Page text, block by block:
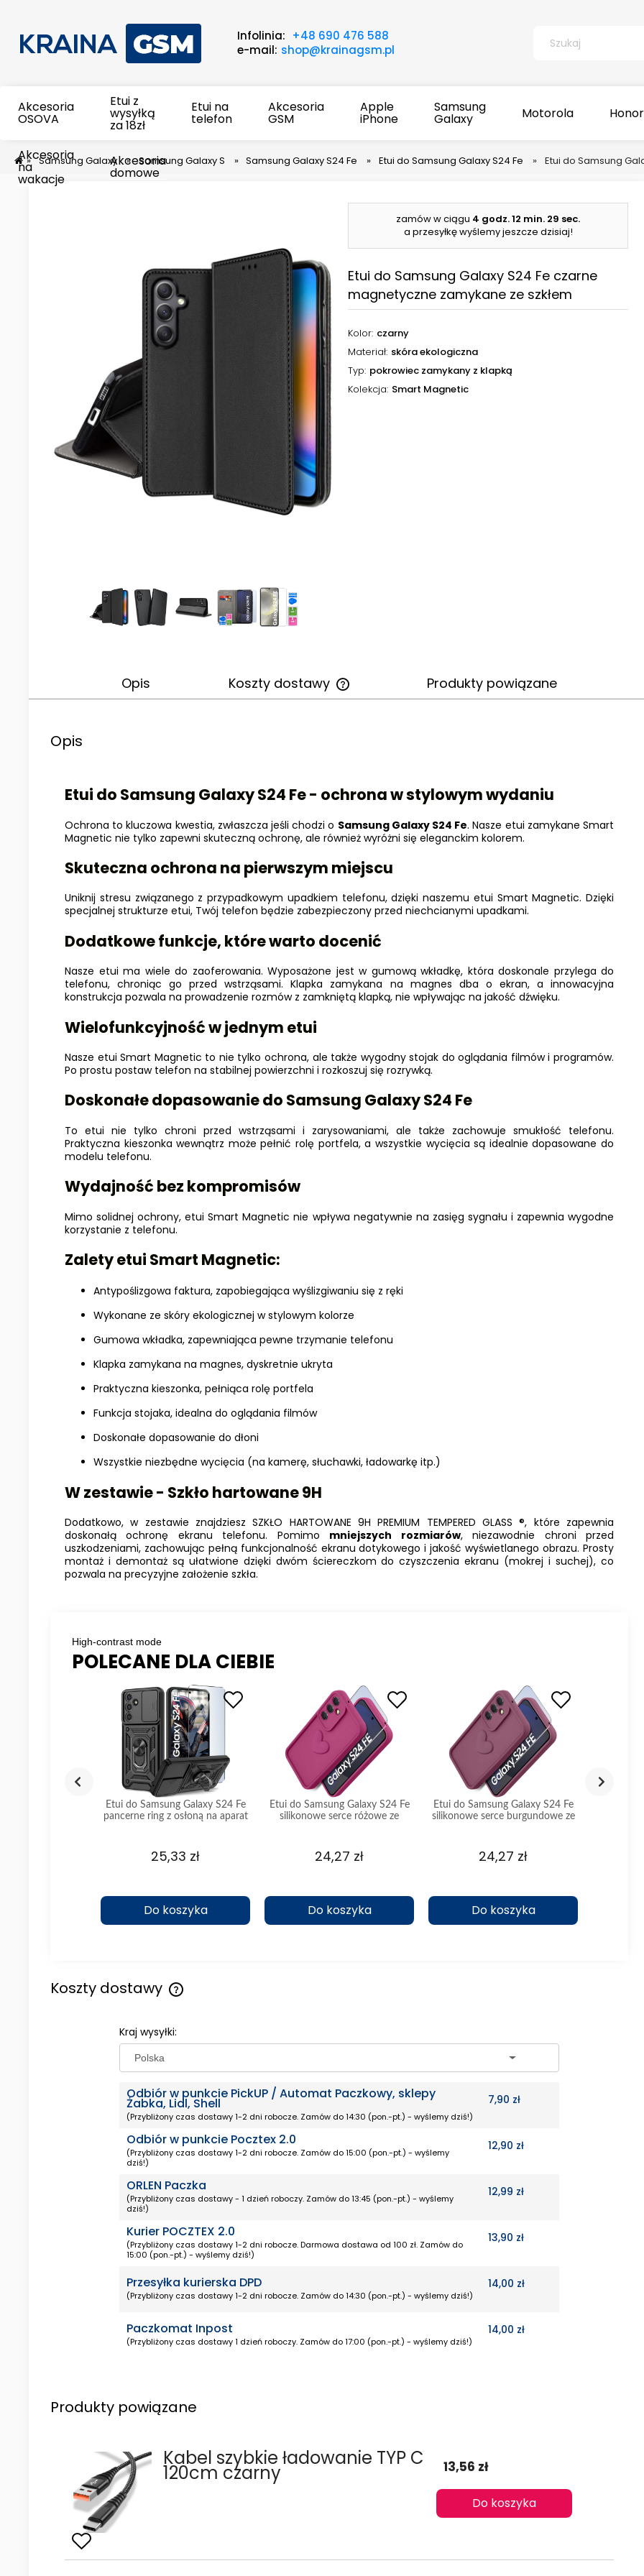
Infolinia: +48 690 476 588
e-mail: shop@krainagsm.pl
Akcesoria
OSOVA
Etui z
wysyłką
za 18zł
Etui na
telefon
Akcesoria
GSM
Apple
iPhone
Samsung
Galaxy Motorola Honor
Akcesoria
na
wakacje
Akcesoria
domowe
» Samsung Galaxy » Samsung Galaxy S » Samsung Galaxy S24 Fe » Etui do Samsung Galaxy S24 Fe » Etui do Samsung
zamów w ciągu 4 godz.12 min. 28 sec.
a przesyłkę wyślemy jeszcze dzisiaj!
Etui do Samsung Galaxy S24 Fe czarne
magnetyczne zamykane ze szkłem
Kolor czarny
Materiał skóra ekologiczna
Typ pokrowiec zamykany z klapką
Kolekcja Smart Magnetic
Opis Koszty dostawy Produkty powiązane
Opis
Etui do Samsung Galaxy S24 Fe - ochrona w stylowym wydaniu
Ochrona to kluczowa kwestia, zwłaszcza jeśli chodzi o Samsung Galaxy S24 Fe. Nasze etui zamykane Smart
Magnetic nie tylko zapewni skuteczną ochronę, ale również wyróżni się eleganckim kolorem.
Skuteczna ochrona na pierwszym miejscu
Uniknij stresu związanego z przypadkowym upadkiem telefonu, dzięki naszemu etui Smart Magnetic. Dzięki
specjalnej strukturze etui, Twój telefon będzie zabezpieczony przed niechcianymi upadkami.
Dodatkowe funkcje, które warto docenić
Nasze etui ma wiele do zaoferowania. Wyposażone jest w gumową wkładkę, która doskonale przylega do
telefonu, chroniąc go przed wstrząsami. Klapka zamykana na magnes dba o ekran, a innowacyjna
konstrukcja pozwala na prowadzenie rozmów z zamkniętą klapką, nie wpływając na jakość dźwięku.
Wielofunkcyjność w jednym etui
Nasze etui Smart Magnetic to nie tylko ochrona, ale także wygodny stojak do oglądania filmów i programów.
Po prostu postaw telefon na stabilnej powierzchni i rozkoszuj się rozrywką.
Doskonałe dopasowanie do Samsung Galaxy S24 Fe
To etui nie tylko chroni przed wstrząsami i zarysowaniami, ale także zachowuje smukłość telefonu.
Praktyczna kieszonka wewnątrz może pełnić rolę portfela, a wszystkie wycięcia są idealnie dopasowane do
modelu telefonu.
Wydajność bez kompromisów
Mimo solidnej ochrony, etui Smart Magnetic nie wpływa negatywnie na zasięg sygnału i zapewnia wygodne
korzystanie z telefonu.
Zalety etui Smart Magnetic:
Antypoślizgowa faktura, zapobiegająca wyślizgiwaniu się z ręki
Wykonane ze skóry ekologicznej w stylowym kolorze
Gumowa wkładka, zapewniająca pewne trzymanie telefonu
Klapka zamykana na magnes, dyskretnie ukryta
Praktyczna kieszonka, pełniąca rolę portfela
Funkcja stojaka, idealna do oglądania filmów
Doskonałe dopasowanie do dłoni
Wszystkie niezbędne wycięcia (na kamerę, słuchawki, ładowarkę itp.)
W zestawie - Szkło hartowane 9H
Dodatkowo, w zestawie znajdziesz SZKŁO HARTOWANE 9H PREMIUM TEMPERED GLASS ®, które zapewnia
doskonałą ochronę ekranu telefonu. Pomimo mniejszych rozmiarów, niezawodnie chroni przed
uszkodzeniami, zachowując pełną funkcjonalność ekranu dotykowego i jakość wyświetlanego obrazu. Prosty
montaż i demontaż są ułatwione dzięki dwóm ściereczkom do czyszczenia ekranu (mokrej i suchej), co
pozwala na precyzyjne założenie szkła.
High-contrast mode
POLECANE DLA CIEBIE
Etui do Samsung Galaxy S24 Fe
pancerne ring z osłoną na aparat
25,33 zł
Do koszyka
Etui do Samsung Galaxy S24 Fe
silikonowe serce różowe ze
24,27 zł
Do koszyka
Etui do Samsung Galaxy S24 Fe
silikonowe serce burgundowe ze
24,27 zł
Do koszyka
Koszty dostawy
Kraj wysyłki:
Odbiór w punkcie PickUP / Automat Paczkowy, sklepy
Żabka, Lidl, Shell
(Przybliżony czas dostawy 1-2 dni robocze. Zamów do 14:30 (pon.-pt.) - wyślemy dziś!)
7,90 zł
Odbiór w punkcie Pocztex 2.0
(Przybliżony czas dostawy 1-2 dni robocze. Zamów do 15:00 (pon.-pt.) - wyślemy
dziś!)
12,90 zł
ORLEN Paczka
(Przybliżony czas dostawy - 1 dzień roboczy. Zamów do 13:45 (pon.-pt.) - wyślemy
dziś!)
12,99 zł
Kurier POCZTEX 2.0
(Przybliżony czas dostawy 1-2 dni robocze. Darmowa dostawa od 100 zł. Zamów do
15:00 (pon.-pt.) - wyślemy dziś!)
13,90 zł
Przesyłka kurierska DPD
(Przybliżony czas dostawy 1-2 dni robocze. Zamów do 14:30 (pon.-pt.) - wyślemy dziś!)
14,00 zł
Paczkomat Inpost
(Przybliżony czas dostawy 1 dzień roboczy. Zamów do 17:00 (pon.-pt.) - wyślemy dziś!)
14,00 zł
Produkty powiązane
Kabel szybkie ładowanie TYP C
120cm czarny 13,56 zł
Do koszyka